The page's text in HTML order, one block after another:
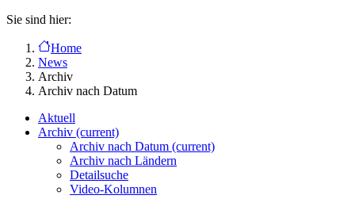
Sie sind hier:
Home
News
Archiv
Archiv nach Datum
Aktuell
Archiv (current)
Archiv nach Datum (current)
Archiv nach Ländern
Detailsuche
Video-Kolumnen